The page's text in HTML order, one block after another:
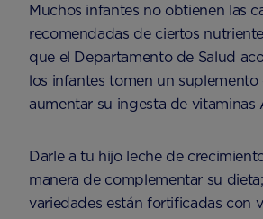
Muchos infantes no obtienen las
recomendadas de ciertos
que el Departamento de Salud
los infantes tomen un suplemento
aumentar su ingesta de vitaminas
Darle a tu hijo leche de
manera de complementar su
variedades están fortificadas con